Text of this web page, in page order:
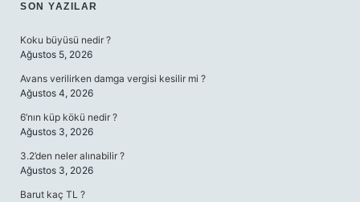
SIDEBAR
SON YAZILAR
Koku büyüsü nedir ?
Ağustos 5, 2026
Avans verilirken damga vergisi kesilir mi ?
Ağustos 4, 2026
6’nın küp kökü nedir ?
Ağustos 3, 2026
3.2’den neler alınabilir ?
Ağustos 3, 2026
Barut kaç TL ?